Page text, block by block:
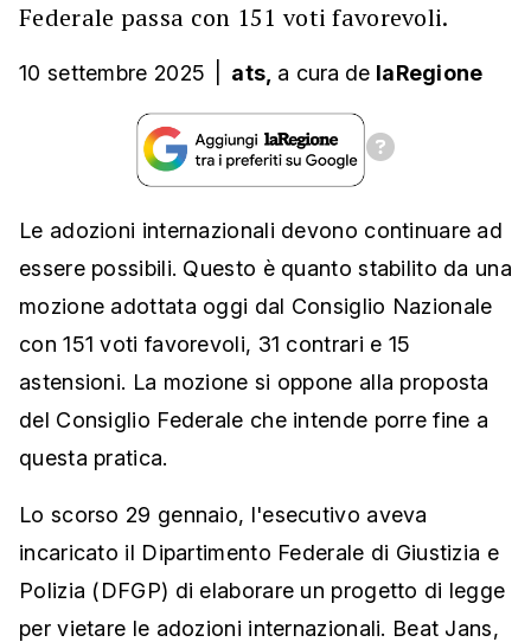
Federale passa con 151 voti favorevoli.
10 settembre 2025 ats, a cura de laRegione
Le adozioni internazionali devono continuare ad
essere possibili. Questo è quanto stabilito da una
mozione adottata oggi dal Consiglio Nazionale
con 151 voti favorevoli, 31 contrari e 15
astensioni. La mozione si oppone alla proposta
del Consiglio Federale che intende porre fine a
questa pratica.
Lo scorso 29 gennaio, l'esecutivo aveva
incaricato il Dipartimento Federale di Giustizia e
Polizia (DFGP) di elaborare un progetto di legge
per vietare le adozioni internazionali. Beat Jans,